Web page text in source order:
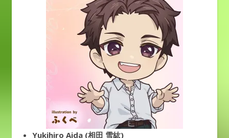
Yukihiro Aida (相田 雪紘)